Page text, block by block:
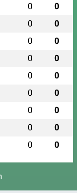
0 0
0 0
0 0
0 0
0 0
0 0
0 0
0 0
0 0